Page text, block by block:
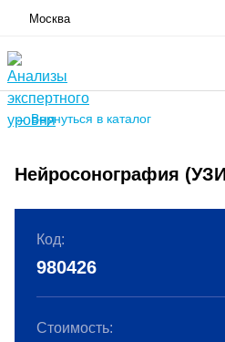
Москва
← Вернуться в каталог
Нейросонография
Код:
980426
Стоимость: